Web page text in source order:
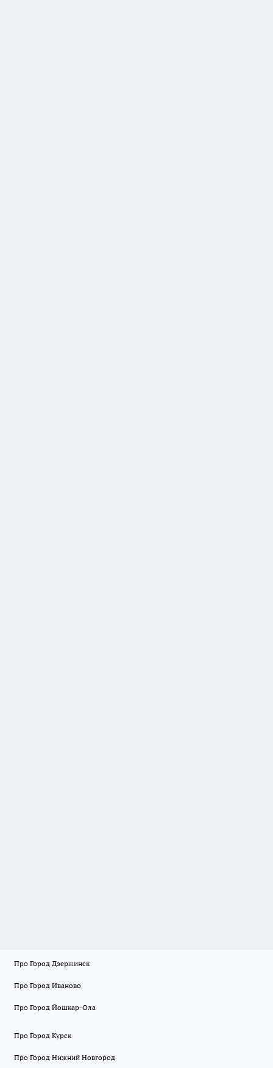
Про Город Дзержинск
Про Город Иваново
Про Город Йошкар-Ола
Про Город Курск
Про Город Нижний Новгород